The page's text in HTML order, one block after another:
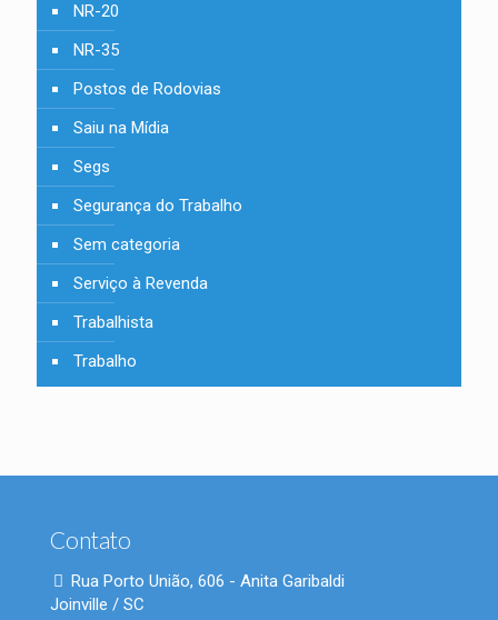
NR-20
NR-35
Postos de Rodovias
Saiu na Mídia
Segs
Segurança do Trabalho
Sem categoria
Serviço à Revenda
Trabalhista
Trabalho
Contato
Rua Porto União, 606 - Anita Garibaldi
Joinville / SC